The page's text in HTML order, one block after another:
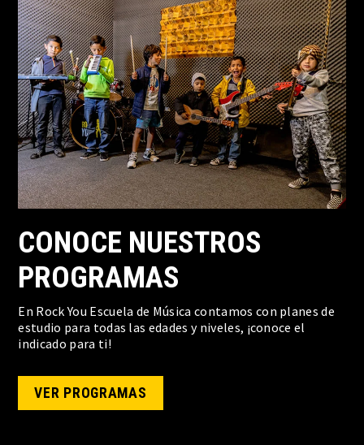
CONOCE NUESTROS
PROGRAMAS
En Rock You Escuela de Música contamos con planes de
estudio para todas las edades y niveles, ¡conoce el
indicado para ti!
VER PROGRAMAS